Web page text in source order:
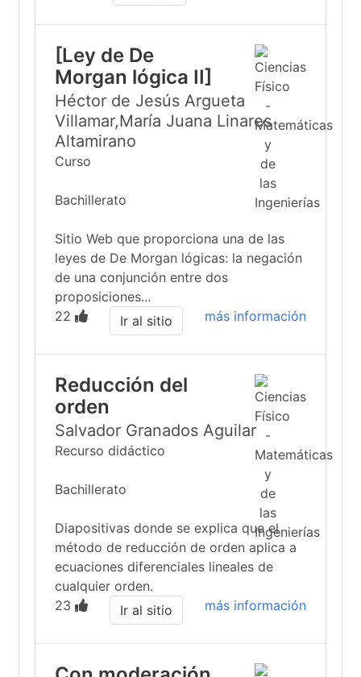
[Ley de De
Morgan lógica II]
Héctor de Jesús Argueta
Villamar,María Juana Linares
Altamirano
Curso
Bachillerato
Sitio Web que proporciona una de las
leyes de De Morgan lógicas: la negación
de una conjunción entre dos
proposiciones...
22
más información
Ir al sitio
Reducción del
orden
Salvador Granados Aguilar
Recurso didáctico
Bachillerato
Diapositivas donde se explica que el
método de reducción de orden aplica a
ecuaciones diferenciales lineales de
cualquier orden.
23
más información
Ir al sitio